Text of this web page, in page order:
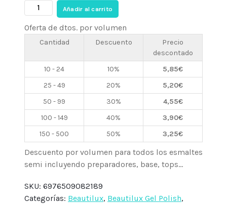
era:
6,50€.
es:
5,53€.
Esmalte
semi
HEMA
B137,
Beautilux
cantidad
Añadir al carrito
Oferta de dtos. por volumen
Cantidad Descuento
Precio
descontado
10 - 24
10% 5,85€
25 - 49
20% 5,20€
50 - 99
30% 4,55€
100 - 149
40% 3,90€
150 - 500
50% 3,25€
Descuento por volumen para todos los esmaltes
semi incluyendo preparadores, base, tops...
SKU: 6976509082189
Categorías: Beautilux, Beautilux Gel Polish,